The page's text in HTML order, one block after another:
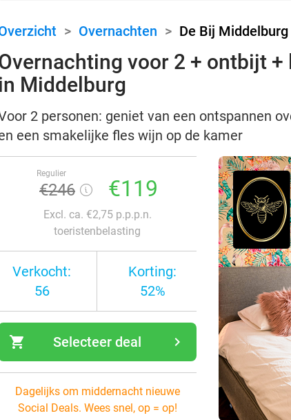
> Overnachten > De Bij Middelburg
voor 2 + ontbijt
in Middelburg
2 personen: geniet van een ontspannen
een smakelijke fles wijn op de kamer
Regulier
€246 €119
Excl. ca. €2,75 p.p.p.n.
toeristenbelasting
Verkocht:
56
Korting:
52%
shopping_cart navigate_next
Selecteer deal
Dagelijks om middernacht nieuwe
Social Deals. Wees snel, op = op!